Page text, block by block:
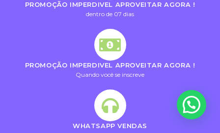
PROMOÇÃO IMPERDIVEL APROVEITAR AGORA !
dentro de 07 dias
PROMOÇÃO IMPERDIVEL APROVEITAR AGORA !
Quando você se inscreve
WHATSAPP VENDAS